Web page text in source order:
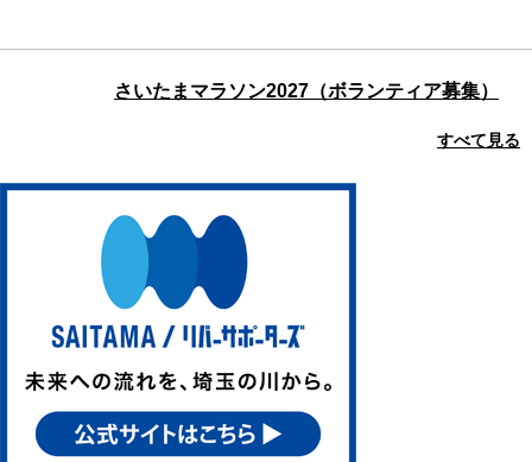
さいたまマラソン2027（ボランティア募集）
第３９回２０２６上尾シティハーフマラソン
（ボランティア募集）
第74回秩父宮杯埼玉県自転車道路競走大会（ボ
ランティア募集）
すべて見る